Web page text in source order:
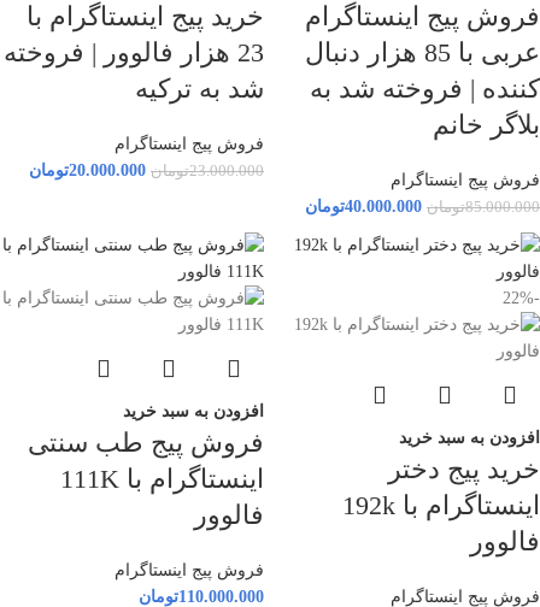
فروش پیج اینستاگرام
عربی با 85 هزار دنبال
کننده | فروخته شد به
بلاگر خانم
فروش پیج اینستاگرام
85.000.000تومان 40.000.000تومان
خرید پیج اینستاگرام با
23 هزار فالوور | فروخته
شد به ترکیه
فروش پیج اینستاگرام
23.000.000تومان 20.000.000تومان
-22%
افزودن به سبد خرید
خرید پیج دختر
اینستاگرام با 192k
فالوور
فروش پیج اینستاگرام
افزودن به سبد خرید
فروش پیج طب سنتی
اینستاگرام با 111K
فالوور
فروش پیج اینستاگرام
110.000.000تومان